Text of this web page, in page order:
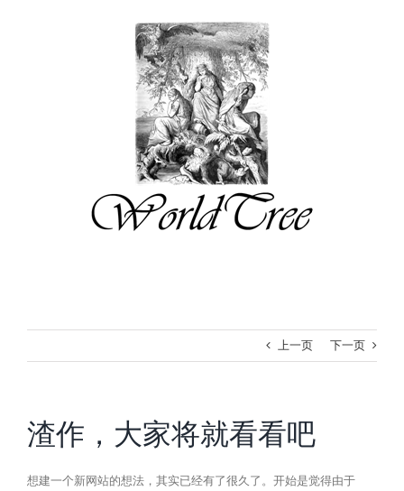
上一页 下一页
渣作，大家将就看看吧
想建一个新网站的想法，其实已经有了很久了。开始是觉得由于